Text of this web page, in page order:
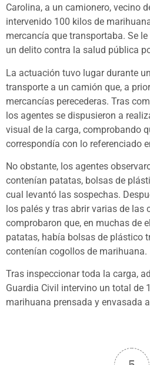
Carolina, a un camionero, vecino
intervenido 100 kilos de
mercancía que transportaba. Se
un delito contra la salud pública
La actuación tuvo lugar durante
transporte a un camión que, a
mercancías perecederas. Tras
los agentes se dispusieron a
visual de la carga, comprobando
correspondía con lo referenciado
No obstante, los agentes
contenían patatas, bolsas de
cual levantó las sospechas.
los palés y tras abrir varias de las
comprobaron que, en muchas de
patatas, había bolsas de plástico
contenían cogollos de marihuana.
Tras inspeccionar toda la carga,
Guardia Civil intervino un total de
marihuana prensada y envasada